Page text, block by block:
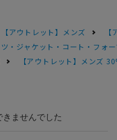
【アウトレット】メンズ
・ジャケット・コート・フォ
【アウトレット】メンズ